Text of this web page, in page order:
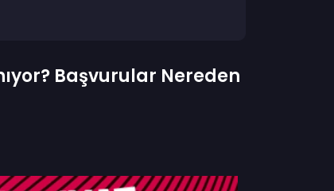
Başvurular Nereden